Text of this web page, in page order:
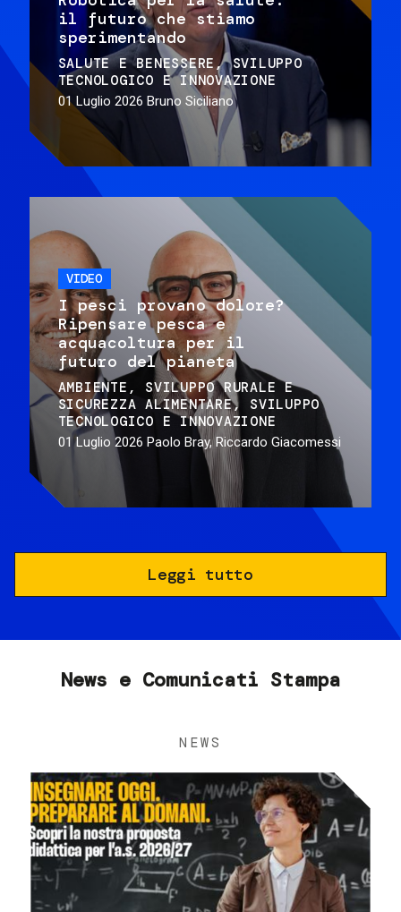
il futuro che stiamo
sperimentando
SALUTE E BENESSERE
SVILUPPO
TECNOLOGICO E INNOVAZIONE
01 Luglio 2026 Bruno Siciliano
VIDEO
I pesci provano dolore?
Ripensare pesca e
acquacoltura per il
futuro del pianeta
AMBIENTE
SVILUPPO RURALE E
SICUREZZA ALIMENTARE
SVILUPPO
TECNOLOGICO E INNOVAZIONE
01 Luglio 2026 Paolo Bray, Riccardo Giacomessi
Leggi tutto
News e Comunicati Stampa
NEWS